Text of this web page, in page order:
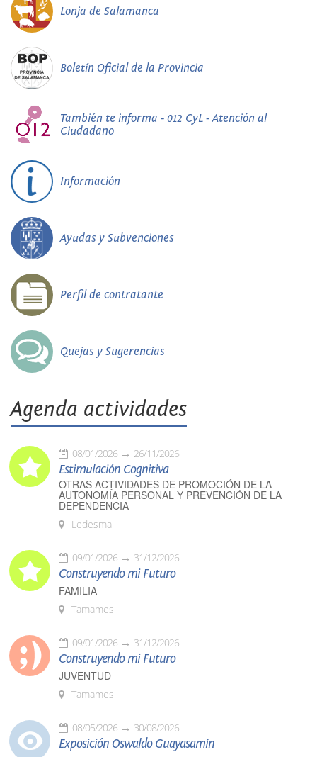
Lonja de Salamanca
Boletín Oficial de la Provincia
También te informa - 012 CyL - Atención al
Ciudadano
Información
Ayudas y Subvenciones
Perfil de contratante
Quejas y Sugerencias
Agenda actividades
08/01/2026 26/11/2026
Estimulación Cognitiva
OTRAS ACTIVIDADES DE PROMOCIÓN DE LA
AUTONOMÍA PERSONAL Y PREVENCIÓN DE LA
DEPENDENCIA
Ledesma
09/01/2026 31/12/2026
Construyendo mi Futuro
FAMILIA
Tamames
09/01/2026 31/12/2026
Construyendo mi Futuro
JUVENTUD
Tamames
08/05/2026 30/08/2026
Exposición Oswaldo Guayasamín